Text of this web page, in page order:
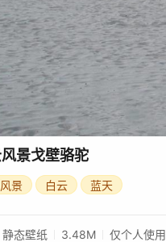
景戈壁骆驼
风景 白云 蓝天
静态壁纸 3.48M 仅个人使用